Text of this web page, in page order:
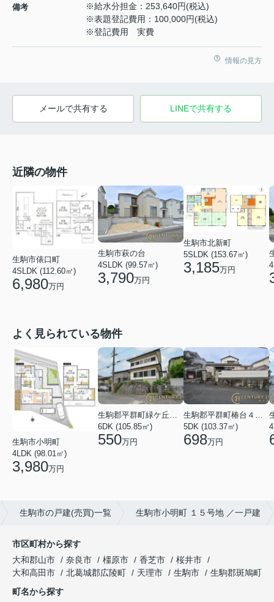
備考
※給水分担金：253,640円(税込)
※表題登記費用：100,000円(税込)
※登記費用 実費
情報の見方
メールで共有する LINEで共有する
近隣の物件
生駒市俵口町
4SLDK (112.60㎡)
6,980万円
生駒市萩の台
4SLDK (99.57㎡)
3,790万円
生駒市北新町
5SLDK (153.67㎡)
3,185万円
よく見られている物件
生駒市小明町
4LDK (98.01㎡)
3,980万円
生駒郡平群町緑ケ丘５丁目
6DK (105.85㎡)
550万円
生駒郡平群町椿台４丁目
5DK (103.37㎡)
698万円
生駒市の戸建(売買)一覧 生駒市小明町 １５号地 ／一戸建
市区町村から探す
大和郡山市
奈良市 橿原市 香芝市
桜井市
大和高田市
北葛城郡広陵町 天理市 生駒市
生駒郡斑鳩町
町名から探す